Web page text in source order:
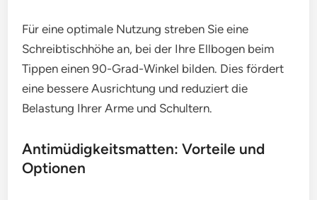
Für eine optimale Nutzung streben Sie eine
Schreibtischhöhe an, bei der Ihre Ellbogen beim
Tippen einen 90-Grad-Winkel bilden. Dies fördert
eine bessere Ausrichtung und reduziert die
Belastung Ihrer Arme und Schultern.
Antimüdigkeitsmatten: Vorteile und
Optionen